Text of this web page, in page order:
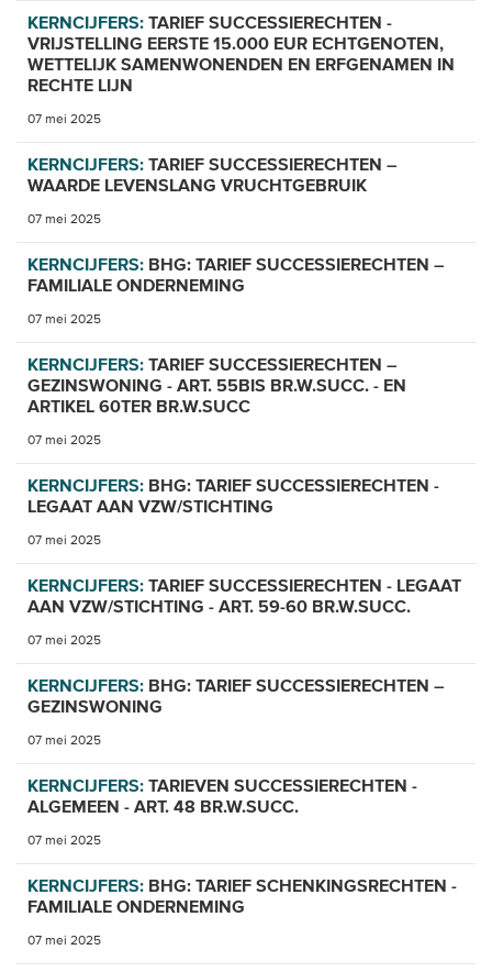
KERNCIJFERS:TARIEF SUCCESSIERECHTEN -
VRIJSTELLING EERSTE 15.000 EUR ECHTGENOTEN,
WETTELIJK SAMENWONENDEN EN ERFGENAMEN IN
RECHTE LIJN
07 mei 2025
KERNCIJFERS:TARIEF SUCCESSIERECHTEN –
WAARDE LEVENSLANG VRUCHTGEBRUIK
07 mei 2025
KERNCIJFERS: BHG: TARIEF SUCCESSIERECHTEN –
FAMILIALE ONDERNEMING
07 mei 2025
KERNCIJFERS:TARIEF SUCCESSIERECHTEN –
GEZINSWONING - ART. 55BIS BR.W.SUCC. - EN
ARTIKEL 60TER BR.W.SUCC
07 mei 2025
KERNCIJFERS: BHG: TARIEF SUCCESSIERECHTEN -
LEGAAT AAN VZW/STICHTING
07 mei 2025
KERNCIJFERS:TARIEF SUCCESSIERECHTEN - LEGAAT
AAN VZW/STICHTING - ART. 59-60 BR.W.SUCC.
07 mei 2025
KERNCIJFERS: BHG: TARIEF SUCCESSIERECHTEN –
GEZINSWONING
07 mei 2025
KERNCIJFERS:TARIEVEN SUCCESSIERECHTEN -
ALGEMEEN - ART. 48 BR.W.SUCC.
07 mei 2025
KERNCIJFERS: BHG: TARIEF SCHENKINGSRECHTEN -
FAMILIALE ONDERNEMING
07 mei 2025